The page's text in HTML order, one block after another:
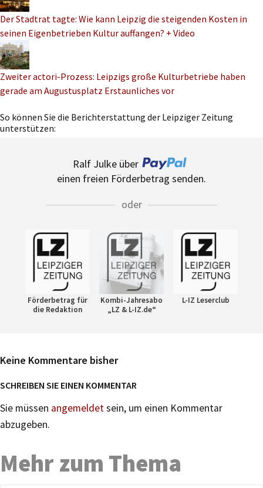
Der Stadtrat tagte: Wie kann Leipzig die steigenden Kosten in
seinen Eigenbetrieben Kultur auffangen? + Video
Zweiter actori-Prozess: Leipzigs große Kulturbetriebe haben
gerade am Augustusplatz Erstaunliches vor
So können Sie die Berichterstattung der Leipziger Zeitung
unterstützen:
Ralf Julke über
einen freien Förderbetrag senden.
oder
Förderbetrag für
die Redaktion
Kombi-Jahresabo
„LZ & L-IZ.de“
L-IZ Leserclub
Keine Kommentare bisher
SCHREIBEN SIE EINEN KOMMENTAR
Sie müssen angemeldetsein, um einen Kommentar
abzugeben.
Mehr zum Thema